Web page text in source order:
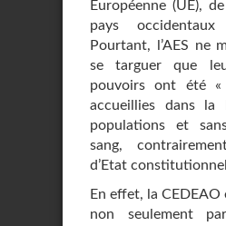
Européenne (UE),
pays
Pourtant, l’AES ne
se targuer que
pouvoirs ont été «
accueillies dans la
populations et
sang,
d’Etat
En effet, la
non seulement